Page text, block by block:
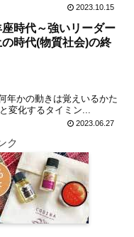
2023.10.15
時代～強いリーダー
時代(物質社会)の終
年かの動きは覚えいるかた
変化するタイミン...
2023.06.27
ク